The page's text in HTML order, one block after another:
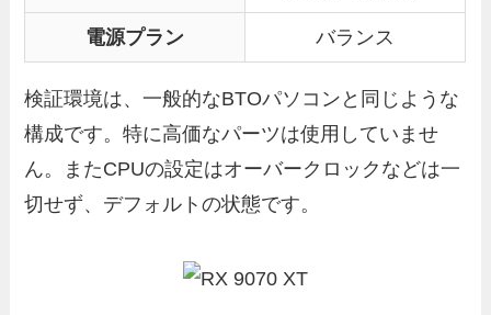
電源プラン バランス
検証環境は、一般的なBTOパソコンと同じような
構成です。特に高価なパーツは使用していませ
ん。またCPUの設定はオーバークロックなどは一
切せず、デフォルトの状態です。